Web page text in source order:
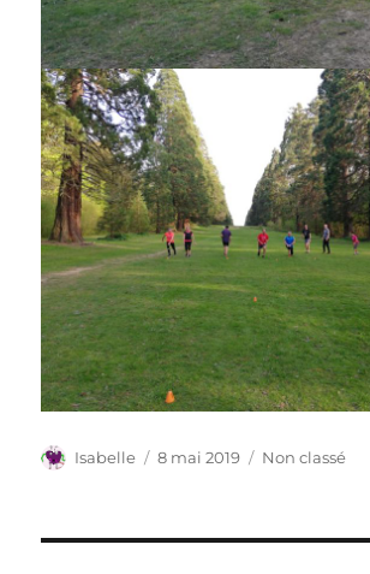
Auteur
Isabelle
Publié
8 mai 2019 Catégories
Non classé